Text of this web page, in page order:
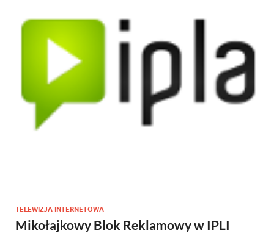
TELEWIZJA INTERNETOWA
Mikołajkowy Blok Reklamowy w IPLI